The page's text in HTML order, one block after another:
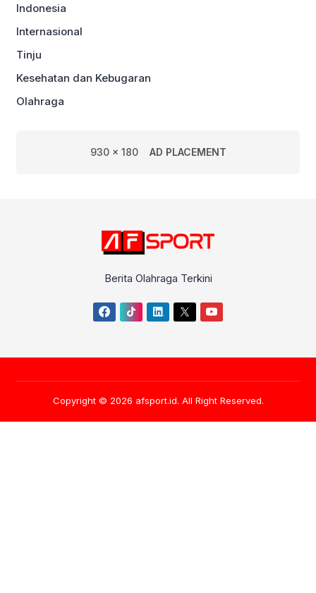
Indonesia
Internasional
Tinju
Kesehatan dan Kebugaran
Olahraga
930 x 180 AD PLACEMENT
Berita Olahraga Terkini
Copyright © 2026 afsport.id. All Right Reserved.